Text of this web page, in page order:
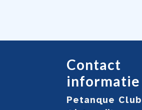
Contact
informatie
Petanque Club